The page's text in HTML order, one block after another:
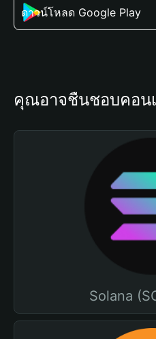
ดาวน์โหลด Google Play
คุณอาจชื่นชอบคอน
Solana